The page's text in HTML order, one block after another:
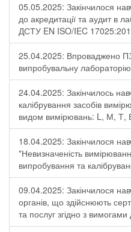
05.05.2025: Закінчилося
до акредитації та аудит в
ДСТУ EN ISO/IEC
25.04.2025: Впроваджено
випробувальну
24.04.2025: Закінчилось
калібрування засобів
видом вимірювань: L, М, Т,
18.04.2025: Закінчилося
"Невизначеність
випробування та
09.04.2025: Закінчилося
органів, що здійснюють
та послуг згідно з